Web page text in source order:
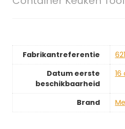
Fabrikantreferentie
Datum eerste
beschikbaarheid
16
Brand